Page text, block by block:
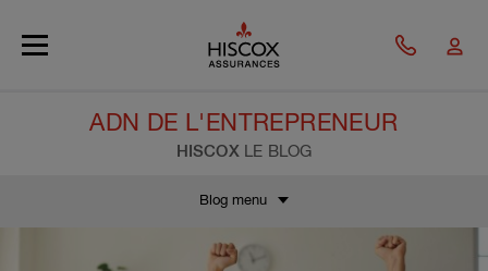
ADN DE L'ENTREPRENEUR
HISCOX LE BLOG
Blog menu